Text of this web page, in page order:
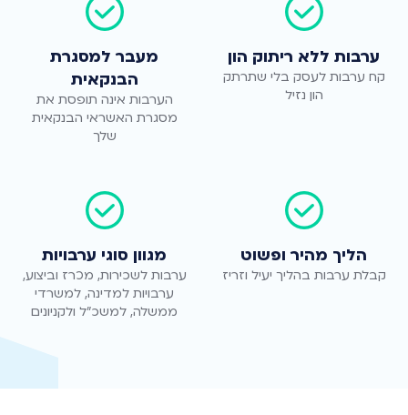
ערבות ללא ריתוק הון
קח ערבות לעסק בלי שתרתק
הון נזיל
מעבר למסגרת
הבנקאית
הערבות אינה תופסת את
מסגרת האשראי הבנקאית
שלך
הליך מהיר ופשוט
קבלת ערבות בהליך יעיל וזריז
מגוון סוגי ערבויות
ערבות לשכירות, מכרז וביצוע,
ערבויות למדינה, למשרדי
ממשלה, למשכ"ל ולקניונים